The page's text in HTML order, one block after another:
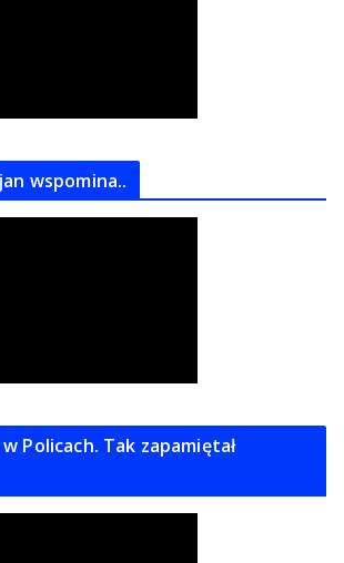
wspomina..
Policach. Tak zapamiętał